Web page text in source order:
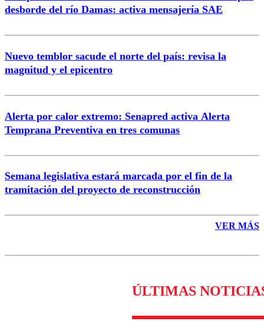
desborde del río Damas: activa mensajería SAE
Nuevo temblor sacude el norte del país: revisa la
magnitud y el epicentro
Alerta por calor extremo: Senapred activa Alerta
Temprana Preventiva en tres comunas
Semana legislativa estará marcada por el fin de la
tramitación del proyecto de reconstrucción
VER MÁS
ÚLTIMAS